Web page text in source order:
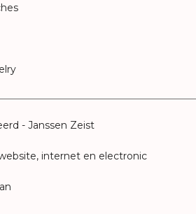
- Janssen Zeist
internet en electronic